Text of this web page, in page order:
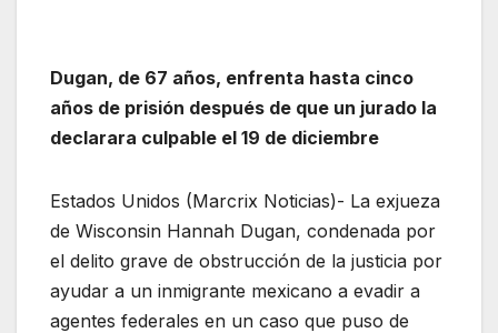
Dugan, de 67 años, enfrenta hasta cinco
años de prisión después de que un jurado la
declarara culpable el 19 de diciembre
Estados Unidos (Marcrix Noticias)- La exjueza
de Wisconsin Hannah Dugan, condenada por
el delito grave de obstrucción de la justicia por
ayudar a un inmigrante mexicano a evadir a
agentes federales en un caso que puso de